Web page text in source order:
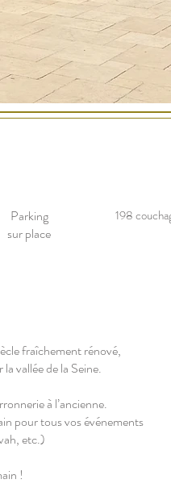
Parking
sur place
198
fraîchement rénové,
vallée de la Seine.
à l’ancienne.
pour tous vos événements
etc.)
!